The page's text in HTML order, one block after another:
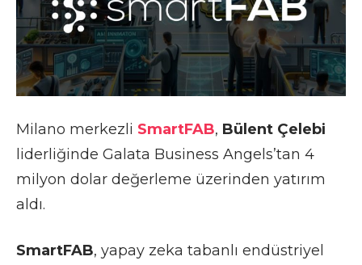
Milano merkezli SmartFAB, Bülent Çelebi
liderliğinde Galata Business Angels’tan 4
milyon dolar değerleme üzerinden yatırım
aldı.
SmartFAB, yapay zeka tabanlı endüstriyel